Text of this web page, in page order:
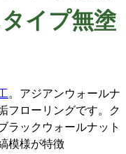
イプ無塗
。アジアンウォールナ
フローリングです。ク
ラックウォールナット
模様が特徴